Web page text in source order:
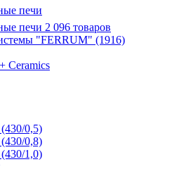
печи
печи 2 096 товаров
"FERRUM" (1916)
Ceramics
0,5)
0,8)
1,0)